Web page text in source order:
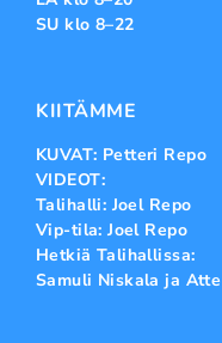
SU klo 8–22
KIITÄMME
KUVAT: Petteri Repo
VIDEOT:
Talihalli: Joel Repo
Vip-tila: Joel Repo
Hetkiä Talihallissa:
Samuli Niskala ja